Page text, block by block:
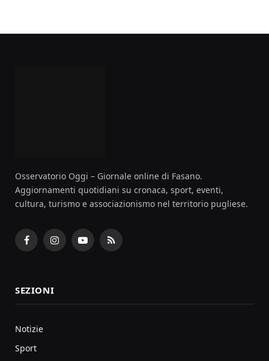
Osservatorio Oggi – Giornale online di Fasano.
Aggiornamenti quotidiani su cronaca, sport, eventi,
cultura, turismo e associazionismo nel territorio pugliese.
FacebookInstagramYouTubeRSS
SEZIONI
Notizie
Sport